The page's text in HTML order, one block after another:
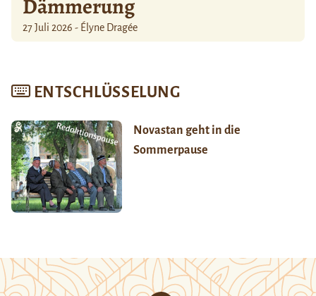
Dämmerung
27 Juli 2026 - Élyne Dragée
ENTSCHLÜSSELUNG
Novastan geht in die
Sommerpause